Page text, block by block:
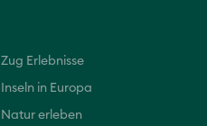
Zug Erlebnisse
Inseln in Europa
Natur erleben